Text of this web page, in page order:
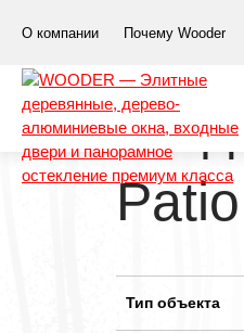
О компании Почему Wooder
Элитные окна и двери
Тип объекта